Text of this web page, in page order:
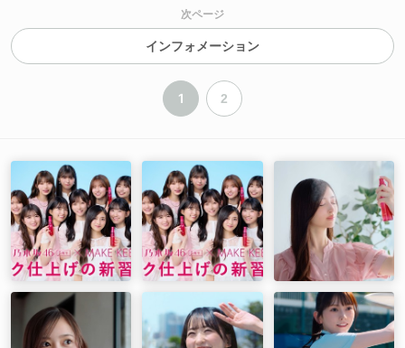
次ページ
インフォメーション
1 2